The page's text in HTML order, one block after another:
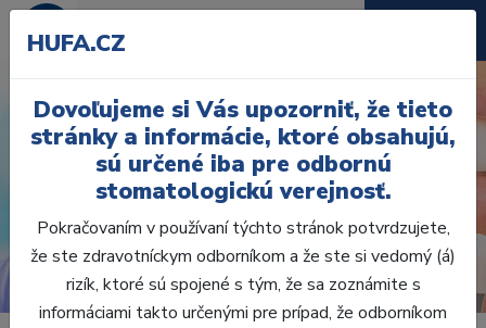
TECHNIKA ÚSMEVY
SPOZNAJTE
NA OBRÁZKU
Vydajte sa s nami
ZÁJAZDY
HUFA.CZ
Dovoľujeme si Vás upozorniť, že tieto
stránky a informácie, ktoré obsahujú,
sú určené iba pre odbornú
stomatologickú verejnosť.
Pokračovaním v používaní týchto stránok potvrdzujete,
že ste zdravotníckym odborníkom a že ste si vedomý (á)
rizík, ktoré sú spojené s tým, že sa zoznámite s
informáciami takto určenými pre prípad, že odborníkom